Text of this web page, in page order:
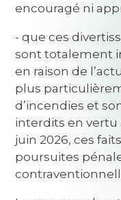
encouragé ni
- que ces
sont totalement
en raison de
plus
d’incendies et
interdits en vertu
juin 2026, ces
poursuites